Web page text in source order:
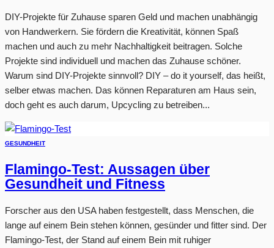
DIY-Projekte für Zuhause sparen Geld und machen unabhängig
von Handwerkern. Sie fördern die Kreativität, können Spaß
machen und auch zu mehr Nachhaltigkeit beitragen. Solche
Projekte sind individuell und machen das Zuhause schöner.
Warum sind DIY-Projekte sinnvoll? DIY – do it yourself, das heißt,
selber etwas machen. Das können Reparaturen am Haus sein,
doch geht es auch darum, Upcycling zu betreiben...
GESUNDHEIT
Flamingo-Test: Aussagen über
Gesundheit und Fitness
Forscher aus den USA haben festgestellt, dass Menschen, die
lange auf einem Bein stehen können, gesünder und fitter sind. Der
Flamingo-Test, der Stand auf einem Bein mit ruhiger